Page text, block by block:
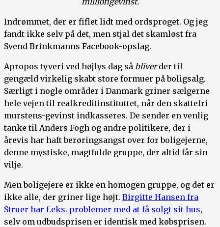
Indrømmet, der er fiflet lidt med ordsproget. Og jeg
fandt ikke selv på det, men stjal det skamløst fra
Svend Brinkmanns Facebook-opslag.
Apropos tyveri ved højlys dag så bliverder til
gengæld virkelig skabt store formuer på boligsalg.
Særligt i nogle områder i Danmark griner sælgerne
hele vejen til realkreditinstituttet, når den skattefri
murstens-gevinst indkasseres. De sender en venlig
tanke til Anders Fogh og andre politikere, der i
årevis har haft berøringsangst over for boligejerne,
denne mystiske, magtfulde gruppe, der altid får sin
vilje.
Men boligejere er ikke en homogen gruppe, og det er
ikke alle, der griner lige højt. Birgitte Hansen fra
Struer har f.eks. problemer med at få solgt sit hus,
selv om udbudsprisen er identisk med købsprisen.